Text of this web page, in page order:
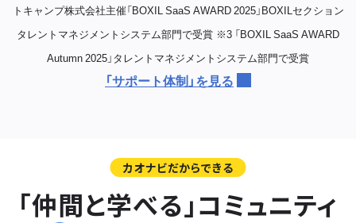
トキャンプ株式会社主催「BOXIL SaaS AWARD 2025」BOXILセクション
タレントマネジメントシステム部門で受賞 ※3 「BOXIL SaaS AWARD
Autumn 2025」タレントマネジメントシステム部門で受賞
「サポート体制」を見る
カオナビだからできる
「仲間と学べる」コミュニティ